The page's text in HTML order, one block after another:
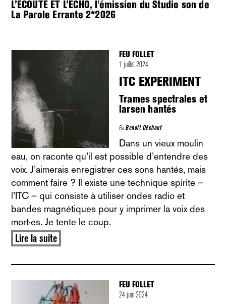
L’ÉCOUTE ET L’ÉCHO, l'émission du Studio son de
La Parole Errante 2*2026
FEU FOLLET
1 juillet 2024
ITC EXPERIMENT
Trames spectrales et
larsen hantés
ParBenoit Déchaut
Dans un vieux moulin
eau, on raconte qu’il est possible d’entendre des
voix. J’aimerais enregistrer ces sons hantés, mais
comment faire ? Il existe une technique spirite –
l’ITC – qui consiste à utiliser ondes radio et
bandes magnétiques pour y imprimer la voix des
mort·es. Je tente le coup.
Lire la suite
FEU FOLLET
24 juin 2024